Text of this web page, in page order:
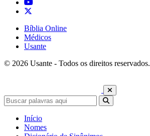
Bíblia Online
Médicos
Usante
© 2026 Usante - Todos os direitos reservados.
Início
Nomes